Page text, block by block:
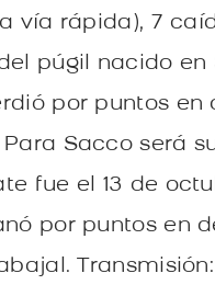
vía rápida), 7
púgil nacido en
por puntos
Sacco será
fue el 13 de
por puntos en